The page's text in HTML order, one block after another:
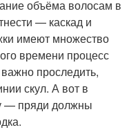
объёма волосам в
— каскад и
имеют множество
времени процесс
проследить,
скул. А вот в
— пряди должны